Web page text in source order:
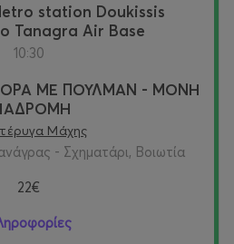
Tanagra Air Base
10:30
ΜΕ ΠΟΥΛΜΑΝ - ΜΟΝΗ
Μάχης
- Σχηματάρι, Βοιωτία
22€